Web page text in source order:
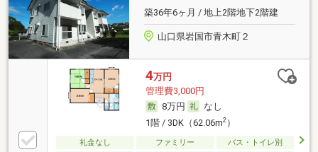
築36年6ヶ月 / 地上2階地下2階建
山口県岩国市青木町２
4万円
管理費3,000円
8万円
なし
1階 / 3DK（62.06m2）
礼金なし ファミリー
バス・トイレ別